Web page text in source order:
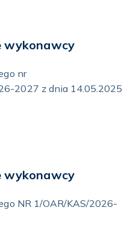
wykonawcy
nr
2027 z dnia 14.05.2025
wykonawcy
NR 1/OAR/KAS/2026-